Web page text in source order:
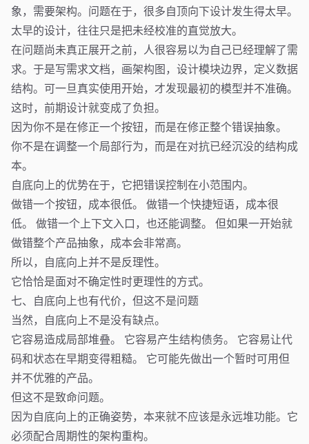
象，需要架构。问题在于，很多自顶向下设计发生得太早。
太早的设计，往往只是把未经校准的直觉放大。
在问题尚未真正展开之前，人很容易以为自己已经理解了需
求。于是写需求文档，画架构图，设计模块边界，定义数据
结构。可一旦真实使用开始，才发现最初的模型并不准确。
这时，前期设计就变成了负担。
因为你不是在修正一个按钮，而是在修正整个错误抽象。
你不是在调整一个局部行为，而是在对抗已经沉没的结构成
本。
自底向上的优势在于，它把错误控制在小范围内。
做错一个按钮，成本很低。 做错一个快捷短语，成本很
低。 做错一个上下文入口，也还能调整。 但如果一开始就
做错整个产品抽象，成本会非常高。
所以，自底向上并不是反理性。
它恰恰是面对不确定性时更理性的方式。
七、自底向上也有代价，但这不是问题
当然，自底向上不是没有缺点。
它容易造成局部堆叠。 它容易产生结构债务。 它容易让代
码和状态在早期变得粗糙。 它可能先做出一个暂时可用但
并不优雅的产品。
但这不是致命问题。
因为自底向上的正确姿势，本来就不应该是永远堆功能。它
必须配合周期性的架构重构。